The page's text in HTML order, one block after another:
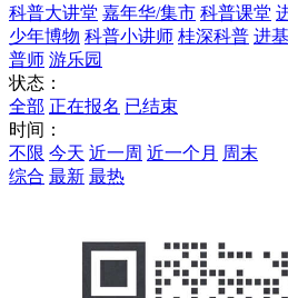
科普大讲堂 嘉年华/集市 科普课堂
少年博物 科普小讲师 桂深科普 进
普师 游乐园
状态：
全部 正在报名 已结束
时间：
不限 今天 近一周 近一个月 周末
综合 最新 最热